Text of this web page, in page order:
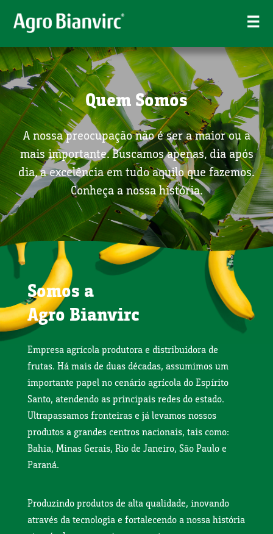
☰
Quem Somos
A nossa preocupação não é ser a maior ou a
mais importante. Buscamos apenas, dia após
dia, a excelência em tudo aquilo que fazemos.
Conheça a nossa história.
Somos a
Agro Bianvirc
Empresa agrícola produtora e distribuidora de
frutas. Há mais de duas décadas, assumimos um
importante papel no cenário agrícola do Espírito
Santo, atendendo as principais redes do estado.
Ultrapassamos fronteiras e já levamos nossos
produtos a grandes centros nacionais, tais como:
Bahia, Minas Gerais, Rio de Janeiro, São Paulo e
Paraná.
Produzindo produtos de alta qualidade, inovando
através da tecnologia e fortalecendo a nossa história